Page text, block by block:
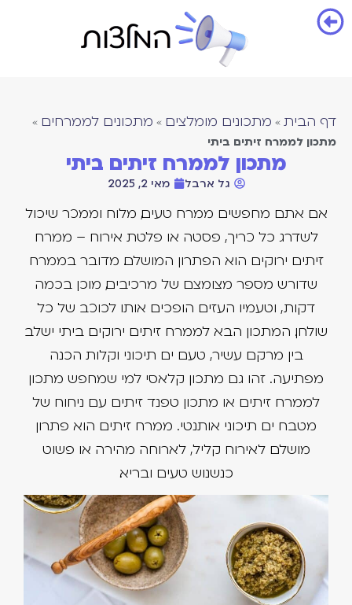
דף הבית»מתכונים מומלצים»מתכונים לממרחים»
מתכון לממרח זיתים ביתי
מתכון לממרח זיתים ביתי
גל ארבל מאי 2, 2025
אם אתם מחפשים ממרח טעים, מלוח וממכר שיכול
לשדרג כל כריך, פסטה או פלטת אירוח – ממרח
זיתים ירוקים הוא הפתרון המושלם. מדובר בממרח
שדורש מספר מצומצם של מרכיבים, מוכן בכמה
דקות, וטעמיו העזים הופכים אותו לכוכב של כל
שולחן. המתכון הבא לממרח זיתים ירוקים ביתי ישלב
בין מרקם עשיר, טעם ים תיכוני וקלות הכנה
מפתיעה. זהו גם מתכון קלאסי למי שמחפש מתכון
לממרח זיתים או מתכון טפנד זיתים עם ניחוח של
מטבח ים תיכוני אותנטי. ממרח זיתים הוא פתרון
מושלם לאירוח קליל, לארוחה מהירה או פשוט
כנשנוש טעים ובריא.